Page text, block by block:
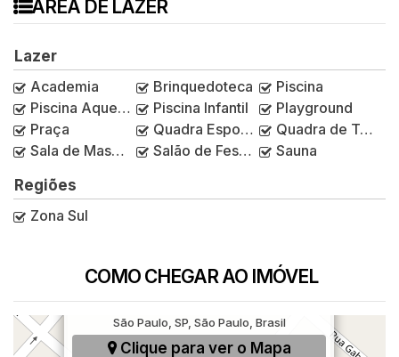
ÁREA DE LAZER
Lazer
Academia
Brinquedoteca
Piscina
Piscina Aquecida
Piscina Infantil
Playground
Praça
Quadra Esportiva
Quadra de Tênis
Sala de Massagem
Salão de Festas
Sauna
Regiões
Zona Sul
COMO CHEGAR AO IMÓVEL
Rua Zacarias de Gois, 821, Parque Colonial,
São Paulo, SP, São Paulo, Brasil
Clique para ver o Mapa